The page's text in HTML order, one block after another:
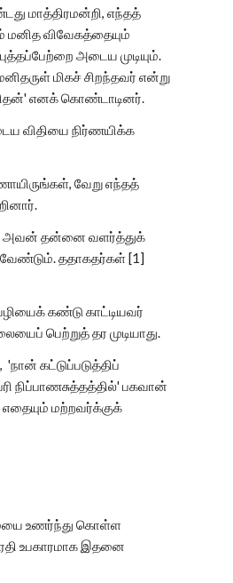
மாத்திரமன்றி, எந்தத்
மனித விவேகத்தையும்
அடைய முடியும்.
மிகச் சிறந்தவர் என்று
எனக் கொண்டாடினர்.
விதியை நிர்ணயிக்க
வேறு எந்தத்
அவன் தன்னை வளர்த்துக்
ததாகதர்கள் [1]
கண்டு காட்டியவர்
பெற்றுத் தர முடியாது.
கட்டுப்படுத்திப்
நிப்பாணசுத்தத்தில்' பகவான்
மற்றவர்க்குக்
உணர்ந்து கொள்ள
உபகாரமாக இதனை